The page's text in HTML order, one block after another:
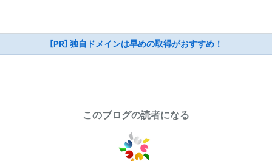
[PR] 独自ドメインは早めの取得がおすすめ！
このブログの読者になる